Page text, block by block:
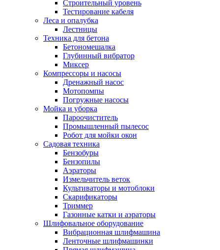
Строительный уровень
Тестирование кабеля
Леса и опалубка
Лестницы
Техника для бетона
Бетономешалка
Глубинный вибратор
Миксер
Компрессоры и насосы
Дренажный насос
Мотопомпы
Погружные насосы
Мойка и уборка
Пароочиститель
Промышленный пылесос
Робот для мойки окон
Садовая техника
Бензобуры
Бензопилы
Аэраторы
Измельчитель веток
Культиваторы и мотоблоки
Скарификаторы
Триммер
Газонные катки и аэраторы
Шлифовальное оборудование
Вибрационная шлифмашина
Ленточные шлифмашинки